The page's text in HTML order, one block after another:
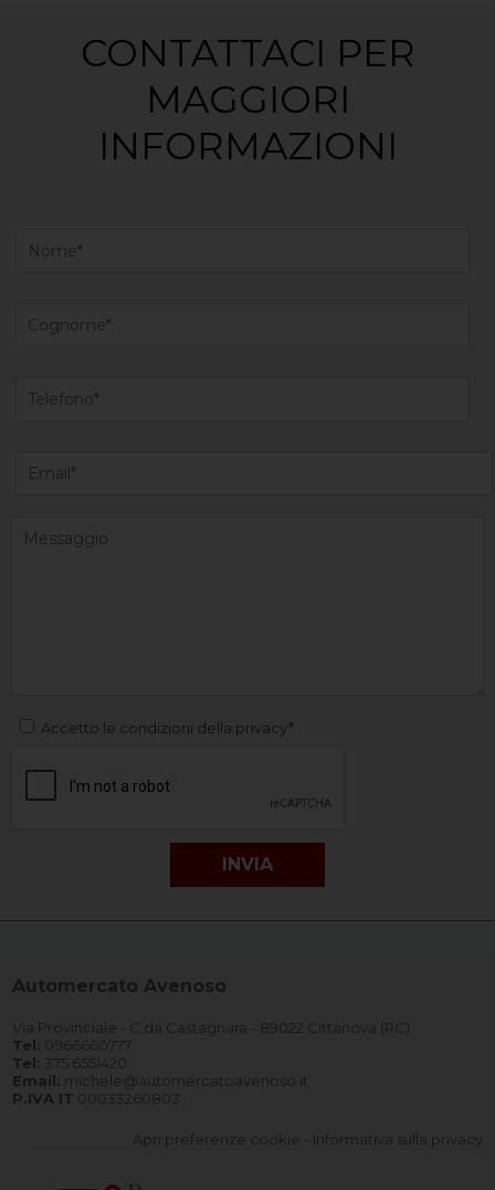
CONTATTACI PER
MAGGIORI
INFORMAZIONI
Accetto le condizioni della privacy*
Automercato Avenoso
Via Provinciale - C.da Castagnara - 89022 Cittanova (RC)
Tel: 0966660777
Tel: 375 6551420
Email: michele@automercatoavenoso.it
P.IVA IT 00033260803
Apri preferenze cookie Informativa sulla privacy